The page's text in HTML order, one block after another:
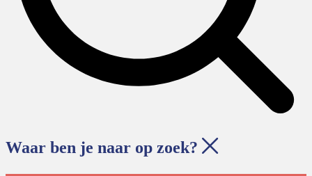
Waar ben je naar op zoek?